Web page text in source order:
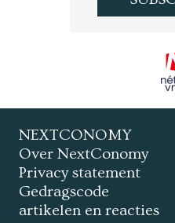
NEXTCONOMY
Over NextConomy
Privacy statement
Gedragscode
artikelen en reacties